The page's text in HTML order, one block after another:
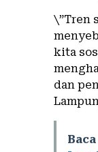
\”Tren
kita
dan